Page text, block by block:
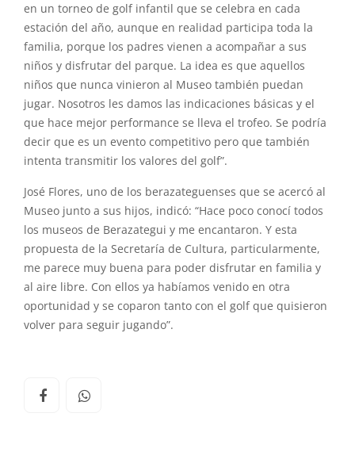
en un torneo de golf infantil que se celebra en cada
estación del año, aunque en realidad participa toda la
familia, porque los padres vienen a acompañar a sus
niños y disfrutar del parque. La idea es que aquellos
niños que nunca vinieron al Museo también puedan
jugar. Nosotros les damos las indicaciones básicas y el
que hace mejor performance se lleva el trofeo. Se podría
decir que es un evento competitivo pero que también
intenta transmitir los valores del golf”.
José Flores, uno de los berazateguenses que se acercó al
Museo junto a sus hijos, indicó: “Hace poco conocí todos
los museos de Berazategui y me encantaron. Y esta
propuesta de la Secretaría de Cultura, particularmente,
me parece muy buena para poder disfrutar en familia y
al aire libre. Con ellos ya habíamos venido en otra
oportunidad y se coparon tanto con el golf que quisieron
volver para seguir jugando”.